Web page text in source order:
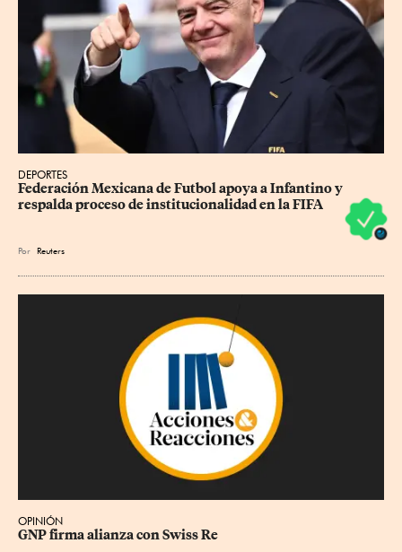
DEPORTES
Federación Mexicana de Futbol apoya a Infantino y
respalda proceso de institucionalidad en la FIFA
Por Reuters
OPINIÓN
GNP firma alianza con Swiss Re